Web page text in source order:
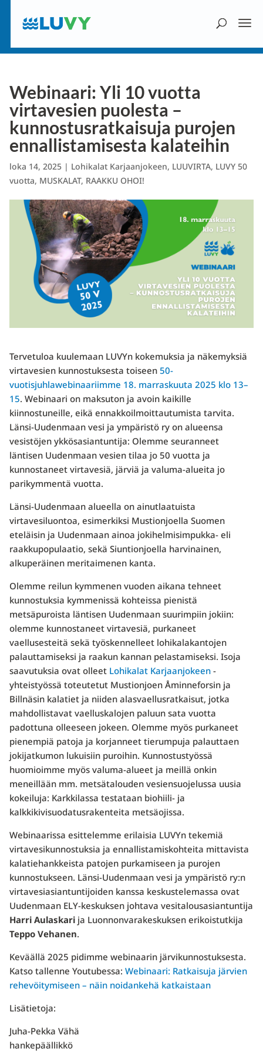
Webinaari: Yli 10 vuotta
virtavesien puolesta –
kunnostusratkaisuja purojen
ennallistamisesta kalateihin
loka 14, 2025| Lohikalat Karjaanjokeen, LUUVIRTA, LUVY 50
vuotta, MUSKALAT, RAAKKU OHOI!
Tervetuloa kuulemaan LUVYn kokemuksia ja näkemyksiä
virtavesien kunnostuksesta toiseen50-
vuotisjuhlawebinaariimme 18. marraskuuta 2025 klo 13–
15. Webinaari on maksuton ja avoin kaikille
kiinnostuneille, eikä ennakkoilmoittautumista tarvita.
Länsi-Uudenmaan vesi ja ympäristö ry on alueensa
vesistöjen ykkösasiantuntija: Olemme seuranneet
läntisen Uudenmaan vesien tilaa jo 50 vuotta ja
kunnostaneet virtavesiä, järviä ja valuma-alueita jo
parikymmentä vuotta.
Länsi-Uudenmaan alueella on ainutlaatuista
virtavesiluontoa, esimerkiksi Mustionjoella Suomen
eteläisin ja Uudenmaan ainoa jokihelmisimpukka- eli
raakkupopulaatio, sekä Siuntionjoella harvinainen,
alkuperäinen meritaimenen kanta.
Olemme reilun kymmenen vuoden aikana tehneet
kunnostuksia kymmenissä kohteissa pienistä
metsäpuroista läntisen Uudenmaan suurimpiin jokiin:
olemme kunnostaneet virtavesiä, purkaneet
vaellusesteitä sekä työskennelleet lohikalakantojen
palauttamiseksi ja raakun kannan pelastamiseksi. Isoja
saavutuksia ovat olleetLohikalat Karjaanjokeen-
yhteistyössä toteutetut Mustionjoen Åminneforsin ja
Billnäsin kalatiet ja niiden alasvaellusratkaisut, jotka
mahdollistavat vaelluskalojen paluun sata vuotta
padottuna olleeseen jokeen. Olemme myös purkaneet
pienempiä patoja ja korjanneet tierumpuja palauttaen
jokijatkumon lukuisiin puroihin. Kunnostustyössä
huomioimme myös valuma-alueet ja meillä onkin
meneillään mm. metsätalouden vesiensuojelussa uusia
kokeiluja: Karkkilassa testataan biohiili- ja
kalkkikivisuodatusrakenteita metsäojissa.
Webinaarissa esittelemme erilaisia LUVYn tekemiä
virtavesikunnostuksia ja ennallistamiskohteita mittavista
kalatiehankkeista patojen purkamiseen ja purojen
kunnostukseen. Länsi-Uudenmaan vesi ja ympäristö ry:n
virtavesiasiantuntijoiden kanssa keskustelemassa ovat
Uudenmaan ELY-keskuksen johtava vesitalousasiantuntija
Harri Aulaskari ja Luonnonvarakeskuksen erikoistutkija
Teppo Vehanen.
Keväällä 2025 pidimme webinaarin järvikunnostuksesta.
Katso tallenne Youtubessa: Webinaari: Ratkaisuja järvien
rehevöitymiseen – näin noidankehä katkaistaan
Lisätietoja:
Juha-Pekka Vähä
hankepäällikkö